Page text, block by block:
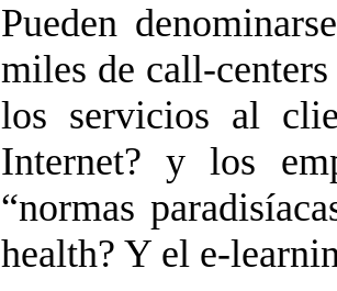
Pueden
miles de call-
los servicios al
Internet? y los
“normas
health? Y el e-